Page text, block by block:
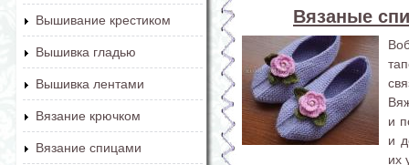
Вышивание крестиком
Вышивка гладью
Вышивка лентами
Вязание крючком
Вязание спицами
Вязаные
и
и
их